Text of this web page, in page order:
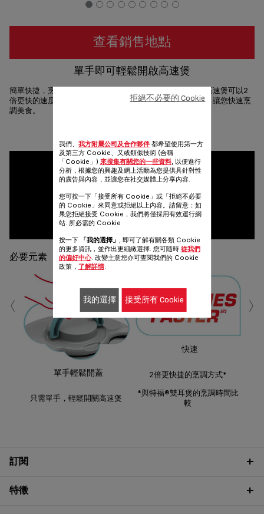
查看銷售地點
單手即可輕鬆開啟高速煲
簡單快捷，烹調出多樣菜式 Clipso Minut'® Easy，不銹鋼高速煲可以2
倍更快的速度烹調*。全家適用的大容量及輕巧實用的設計，讓您快速烹
調美食。
必要元素
單手輕鬆開蓋
只需單手，輕鬆開關高速煲
快速
2倍更快捷的烹調方式*
*與特福®雙耳煲的烹調時間比
較
‹ ›
訂閱
特徵
我們、 我方附屬公司及合作夥伴都希望使用第一方
及第三方 Cookie、又或類似技術 (合稱
「Cookie」) 來搜集有關您的一些資料, 以便進行
分析，根據您的興趣及網上活動為您提供具針對性
的廣告與內容，並讓您在社交媒體上分享內容.
您可按一下「接受所有 Cookie」或「拒絕不必要
的 Cookie」來同意或拒絕以上內容。請留意：如
果您拒絕接受 Cookie，我們將僅採用有效運行網
站. 所必需的 Cookie
按一下 「我的選擇」 , 即可了解有關各類 Cookie
的更多資訊，並作出更細緻選擇. 您可隨時 從我們
的偏好中心. 改變主意您亦可查閱我們的 Cookie
政策， 了解詳情.
拒絕不必要的 Cookie
我的選擇 接受所有 Cookie